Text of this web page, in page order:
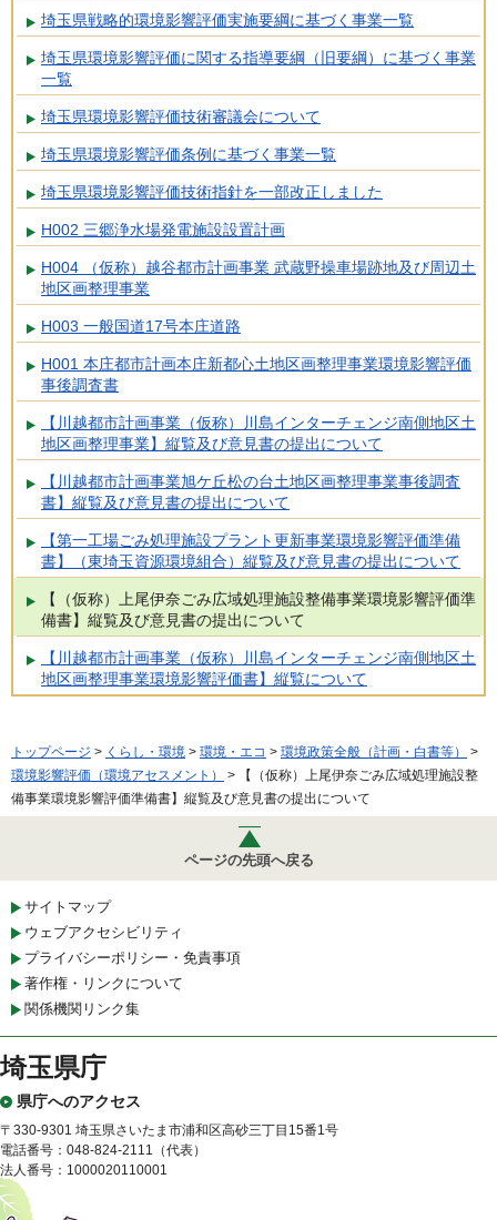
埼玉県戦略的環境影響評価実施要綱に基づく事業一覧
埼玉県環境影響評価に関する指導要綱（旧要綱）に基づく事業
一覧
埼玉県環境影響評価技術審議会について
埼玉県環境影響評価条例に基づく事業一覧
埼玉県環境影響評価技術指針を一部改正しました
H002 三郷浄水場発電施設設置計画
H004 （仮称）越谷都市計画事業 武蔵野操車場跡地及び周辺土
地区画整理事業
H003 一般国道17号本庄道路
H001 本庄都市計画本庄新都心土地区画整理事業環境影響評価
事後調査書
【川越都市計画事業（仮称）川島インターチェンジ南側地区土
地区画整理事業】縦覧及び意見書の提出について
【川越都市計画事業旭ケ丘松の台土地区画整理事業事後調査
書】縦覧及び意見書の提出について
【第一工場ごみ処理施設プラント更新事業環境影響評価準備
書】（東埼玉資源環境組合）縦覧及び意見書の提出について
【（仮称）上尾伊奈ごみ広域処理施設整備事業環境影響評価準
備書】縦覧及び意見書の提出について
【川越都市計画事業（仮称）川島インターチェンジ南側地区土
地区画整理事業環境影響評価書】縦覧について
トップページ > くらし・環境 > 環境・エコ > 環境政策全般（計画・白書等）
>
環境影響評価（環境アセスメント）
> 【（仮称）上尾伊奈ごみ広域処理施設整
備事業環境影響評価準備書】縦覧及び意見書の提出について
ページの先頭へ戻る
サイトマップ
ウェブアクセシビリティ
プライバシーポリシー・免責事項
著作権・リンクについて
関係機関リンク集
埼玉県庁
県庁へのアクセス
〒330-9301 埼玉県さいたま市浦和区高砂三丁目15番1号
電話番号：048-824-2111（代表）
法人番号：1000020110001